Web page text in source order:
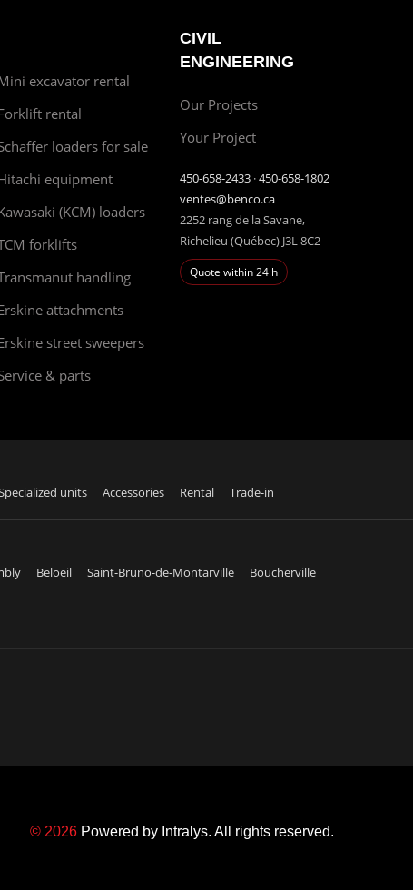
excavator rental
rental
loaders for sale
equipment
(KCM) loaders
forklifts
handling
attachments
street sweepers
& parts
CIVIL
ENGINEERING
Our Projects
Your Project
450-658-2433 ·450-658-1802
ventes@benco.ca
2252 rang de la Savane,
Richelieu (Québec) J3L 8C2
Quote within 24 h
units Accessories Rental Trade-in
Beloeil Saint-Bruno-de-Montarville
Boucherville
© 2026 Powered by Intralys. All rights reserved.